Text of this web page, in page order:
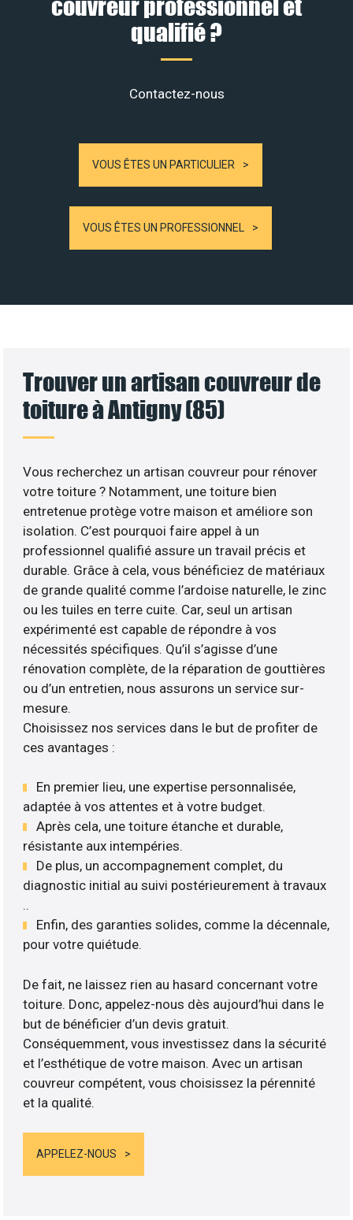
qualifié ?
Contactez-nous
VOUS ÊTES UN PARTICULIER
VOUS ÊTES UN PROFESSIONNEL
Trouver un artisan couvreur de
toiture à Antigny (85)
Vous recherchez un artisan couvreur pour rénover
votre toiture ? Notamment, une toiture bien
entretenue protège votre maison et améliore son
isolation. C’est pourquoi faire appel à un
professionnel qualifié assure un travail précis et
durable. Grâce à cela, vous bénéficiez de matériaux
de grande qualité comme l’ardoise naturelle, le zinc
ou les tuiles en terre cuite. Car, seul un artisan
expérimenté est capable de répondre à vos
nécessités spécifiques. Qu’il s’agisse d’une
rénovation complète, de la réparation de gouttières
ou d’un entretien, nous assurons un service sur-
mesure.
Choisissez nos services dans le but de profiter de
ces avantages :
En premier lieu, une expertise personnalisée,
adaptée à vos attentes et à votre budget.
Après cela, une toiture étanche et durable,
résistante aux intempéries.
De plus, un accompagnement complet, du
diagnostic initial au suivi postérieurement à travaux
..
Enfin, des garanties solides, comme la décennale,
pour votre quiétude.
De fait, ne laissez rien au hasard concernant votre
toiture. Donc, appelez-nous dès aujourd’hui dans le
but de bénéficier d’un devis gratuit.
Conséquemment, vous investissez dans la sécurité
et l’esthétique de votre maison. Avec un artisan
couvreur compétent, vous choisissez la pérennité
et la qualité.
APPELEZ-NOUS